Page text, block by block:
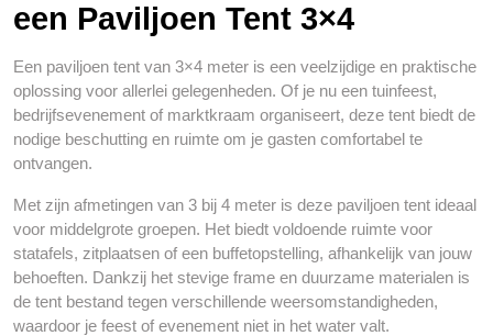
een Paviljoen Tent 3×4
Een paviljoen tent van 3×4 meter is een veelzijdige en praktische
oplossing voor allerlei gelegenheden. Of je nu een tuinfeest,
bedrijfsevenement of marktkraam organiseert, deze tent biedt de
nodige beschutting en ruimte om je gasten comfortabel te
ontvangen.
Met zijn afmetingen van 3 bij 4 meter is deze paviljoen tent ideaal
voor middelgrote groepen. Het biedt voldoende ruimte voor
statafels, zitplaatsen of een buffetopstelling, afhankelijk van jouw
behoeften. Dankzij het stevige frame en duurzame materialen is
de tent bestand tegen verschillende weersomstandigheden,
waardoor je feest of evenement niet in het water valt.